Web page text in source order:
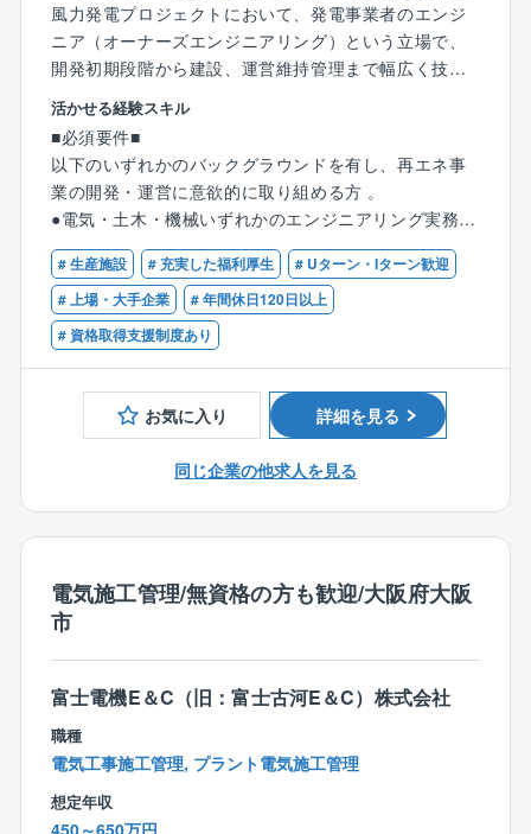
風力発電プロジェクトにおいて、発電事業者のエンジ
ニア（オーナーズエンジニアリング）という立場で、
開発初期段階から建設、運営維持管理まで幅広く技術
面を牽引いただきます 。具体的には、以下の業務の一
部または全部を担当いただきます。
●プロジェクト開発・計画
・風力発電所の設備計画の策定、風車レイアウトの
検討および技術選定 。
・関連する法規制の確認、監督官庁との技術的調
整・協議 。
・電力会社との系統連系協議 。
・環境影響評価（環境アセスメント）の実施・管理
。
・社内外ステークホルダー対応（主に技術関連）
●調達・建設管理
達・建設）事業者の選定・コスト検討・契約交渉 。
質管理 。
・運転開始後の事業・操業管理およびメンテナンス
状況の把握・支援 。
・設備不具合の原因分析、稼働率向上やコスト低減
及びバリューアップのための技術検討 。
・運転・保守（O&M）計画の策定・仕様検討 。
●セカンダリー案件における技術デューデリジェンス
・他社が開発・運営する案件の取得に向けた技術デ
ューデリジェンス（技術DD）の実施・取りまとめ 。
・既存設備の設計図書、点検履歴、修繕記録等の照
活かせる経験スキル
■必須要件■
以下のいずれかのバックグラウンドを有し、再エネ事
業の開発・運営に意欲的に取り組める方 。
●電気・土木・機械いずれかのエンジニアリング実務経
験（発電所、プラント、ゼネコン、メーカー等での経
験） 。
●インフラ設備や大型プラントの設計・施工管理、また
はプロジェクトマネジメント経験 。
・電気主任技術者（第1種～第3種） 。
・技術士（電気電子、土木、機械等） 。
・風力発電プロジェクト（陸上・洋上）における実
調整経験 。
・ビジネスレベルの英語力（海外メーカー・パート
ナーとの折衝・ドキュメンテーション） 。
●マインド：
・自らの専門分野外に対しても、壁を作らず積極的
に取り組める方。
・社内外のステークホルダーと円滑に連携できる高
いコミュニケーション能力 。
# 生産施設 # 充実した福利厚生
# Uターン・Iターン歓迎
# 上場・大手企業
# 年間休日120日以上
# 資格取得支援制度あり
お気に入り 詳細を見る
同じ企業の他求人を見る
電気施工管理/無資格の方も歓迎/大阪府大阪
市
富士電機E＆C（旧：富士古河E＆C）株式会社
職種
電気工事施工管理, プラント電気施工管理
想定年収
450～650万円